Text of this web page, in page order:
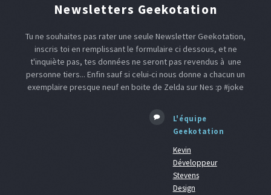
Newsletters Geekotation
Tu ne souhaites pas rater une seule Newsletter Geekotation,
inscris toi en remplissant le formulaire ci dessous, et ne
t'inquiète pas, tes données ne seront pas revendus à une
personne tiers... Enfin sauf si celui-ci nous donne a chacun un
exemplaire presque neuf en boite de Zelda sur Nes :p #joke
L'équipe
Geekotation
Kevin
Développeur
Stevens
Design